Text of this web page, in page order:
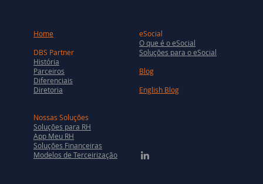
Home
DBS Partner
História
Parceiros
Diferenciais
Diretoria
eSocial
O que é o eSocial
Soluções para o eSocial
Blog
English Blog
Nossas Soluções
Soluções para RH
App Meu RH
Soluções Financeiras
Modelos de Terceirização